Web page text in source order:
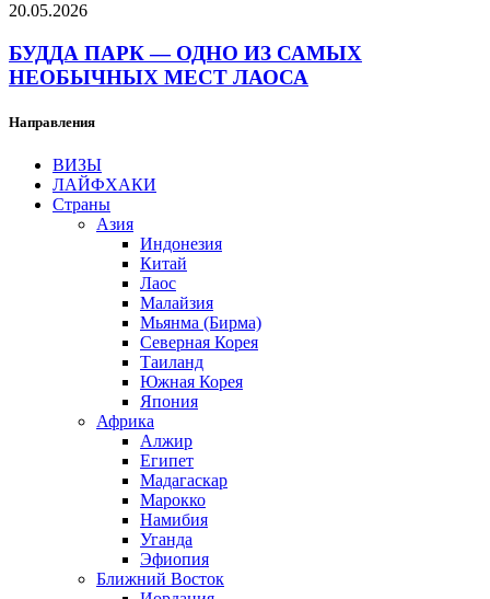
20.05.2026
БУДДА ПАРК — ОДНО ИЗ САМЫХ
НЕОБЫЧНЫХ МЕСТ ЛАОСА
Направления
ВИЗЫ
ЛАЙФХАКИ
Страны
Азия
Индонезия
Китай
Лаос
Малайзия
Мьянма (Бирма)
Северная Корея
Таиланд
Южная Корея
Япония
Африка
Алжир
Египет
Мадагаскар
Марокко
Намибия
Уганда
Эфиопия
Ближний Восток